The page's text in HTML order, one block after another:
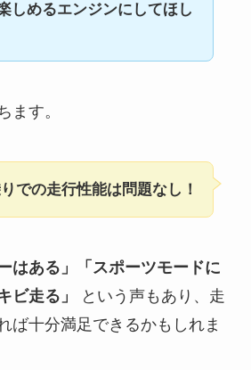
しめるエンジンにしてほし
ます。
での走行性能は問題なし！
はある」「スポーツモードに
ビ走る」
という声もあり、走
ば十分満足できるかもしれま